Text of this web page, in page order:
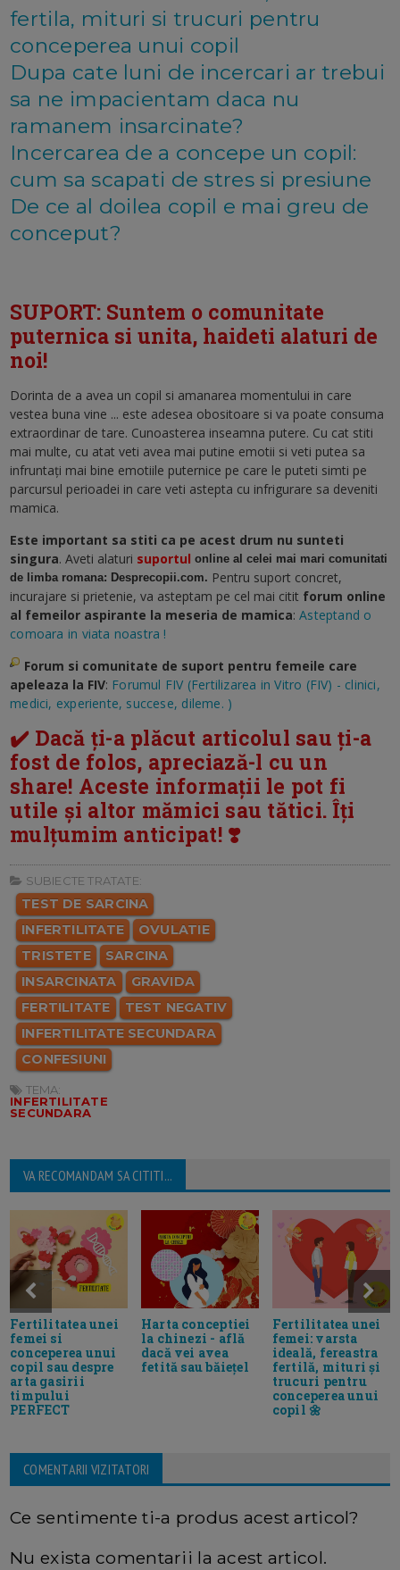
fertila, mituri si trucuri pentru
conceperea unui copil
Dupa cate luni de incercari ar trebui
sa ne impacientam daca nu
ramanem insarcinate?
Incercarea de a concepe un copil:
cum sa scapati de stres si presiune
De ce al doilea copil e mai greu de
conceput?
SUPORT: Suntem o comunitate
puternica si unita, haideti alaturi de
noi!
Dorinta de a avea un copil si amanarea momentului in care
vestea buna vine ... este adesea obositoare si va poate consuma
extraordinar de tare. Cunoasterea inseamna putere. Cu cat stiti
mai multe, cu atat veti avea mai putine emotii si veti putea sa
infruntați mai bine emotiile puternice pe care le puteti simti pe
parcursul perioadei in care veti astepta cu infrigurare sa deveniti
mamica.
Este important sa stiti ca pe acest drum nu sunteti
singura. Aveti alaturi suportul online al celei mai mari comunitati
de limba romana: Desprecopii.com. Pentru suport concret,
incurajare si prietenie, va asteptam pe cel mai citit forum online
al femeilor aspirante la meseria de mamica: Asteptand o
comoara in viata noastra !
Forum si comunitate de suport pentru femeile care
apeleaza la FIV: Forumul FIV (Fertilizarea in Vitro (FIV) - clinici,
medici, experiente, succese, dileme. )
✔️ Dacă ți-a plăcut articolul sau ți-a
fost de folos, apreciază-l cu un
share! Aceste informații le pot fi
utile și altor mămici sau tătici. Îți
mulțumim anticipat! ❣️
SUBIECTE TRATATE:
TEST DE SARCINA
INFERTILITATE
OVULATIE
TRISTETE
SARCINA
INSARCINATA
GRAVIDA
FERTILITATE
TEST NEGATIV
INFERTILITATE SECUNDARA
CONFESIUNI
TEMA:
INFERTILITATE
SECUNDARA
VA RECOMANDAM SA CITITI...
Fertilitatea unei
femei si
conceperea unui
copil sau despre
arta gasirii
timpului
PERFECT
Harta conceptiei
la chinezi - află
dacă vei avea
fetită sau băiețel
Fertilitatea unei
femei: varsta
ideală, fereastra
fertilă, mituri și
trucuri pentru
conceperea unui
copil 🌼
COMENTARII VIZITATORI
Ce sentimente ti-a produs acest articol?
Nu exista comentarii la acest articol.